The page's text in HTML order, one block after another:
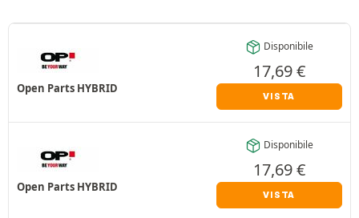
Open Parts HYBRID
Disponibile
17,69€
VISTA
Open Parts HYBRID
Disponibile
17,69€
VISTA